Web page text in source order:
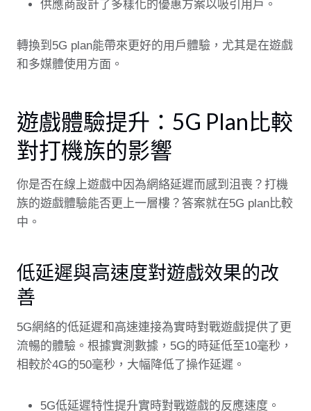
供應商設計了多樣化的優惠方案以吸引用戶。
轉換到5G plan能帶來更好的用戶體驗，尤其是在遊戲
和多媒體使用方面。
遊戲體驗提升：5G Plan比較
對打機族的影響
你是否在線上遊戲中因為網絡延遲而感到沮喪？打機
族的遊戲體驗能否更上一層樓？答案就在5G plan比較
中。
低延遲與高速度對遊戲效果的改
善
5G網絡的低延遲和高速連接為實時對戰遊戲提供了更
流暢的體驗。根據實測數據，5G的時延低至10毫秒，
相較於4G的50毫秒，大幅降低了操作延遲。
5G低延遲特性提升實時對戰遊戲的反應速度。